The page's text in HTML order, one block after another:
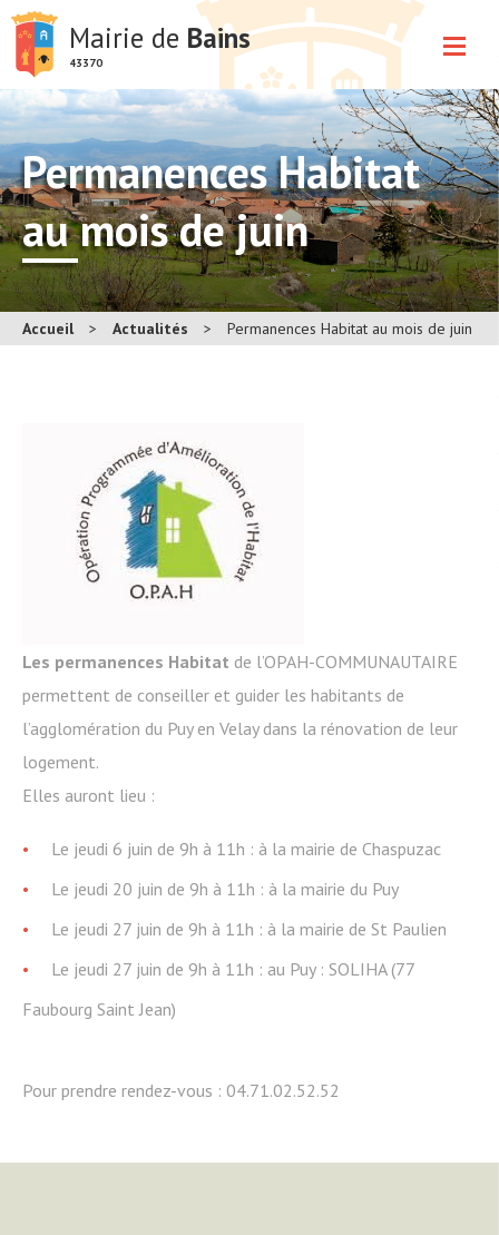
Mairie de Bains
43370
Permanences Habitat
au mois de juin
Accueil > Actualités > Permanences Habitat au mois de juin
Les permanences Habitat de l’OPAH-COMMUNAUTAIRE
permettent de conseiller et guider les habitants de
l’agglomération du Puy en Velay dans la rénovation de leur
logement.
Elles auront lieu :
Le jeudi 6 juin de 9h à 11h : à la mairie de Chaspuzac
Le jeudi 20 juin de 9h à 11h : à la mairie du Puy
Le jeudi 27 juin de 9h à 11h : à la mairie de St Paulien
Le jeudi 27 juin de 9h à 11h : au Puy : SOLIHA (77
Faubourg Saint Jean)
Pour prendre rendez-vous : 04.71.02.52.52